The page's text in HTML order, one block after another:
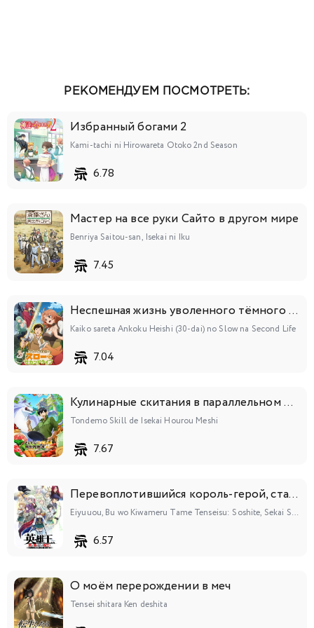
РЕКОМЕНДУЕМ ПОСМОТРЕТЬ:
Избранный богами 2
Kami-tachi ni Hirowareta Otoko 2nd Season
6.78
Мастер на все руки Сайто в другом мире
Benriya Saitou-san, Isekai ni Iku
7.45
Неспешная жизнь уволенного тёмного солдата (тридцати лет)
Kaiko sareta Ankoku Heishi (30-dai) no Slow na Second Life
7.04
Кулинарные скитания в параллельном мире
Tondemo Skill de Isekai Hourou Meshi
7.67
Перевоплотившийся король-герой, ставший самой сильной ученицей рыцаря
Eiyuuou, Bu wo Kiwameru Tame Tenseisu: Soshite, Sekai Saikyou no Minarai Kishi♀
6.57
О моём перерождении в меч
Tensei shitara Ken deshita